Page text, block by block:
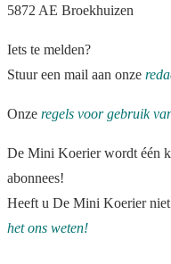
5872 AE Broekhuizen
Iets te melden?
Stuur een mail aan onze
Onze regels voor gebruik
De Mini Koerier wordt één
abonnees!
Heeft u De Mini Koerier
het ons weten!